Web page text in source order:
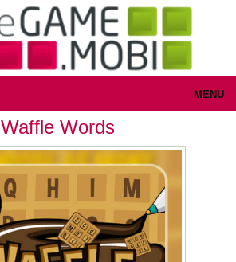
MENU
Waffle Words